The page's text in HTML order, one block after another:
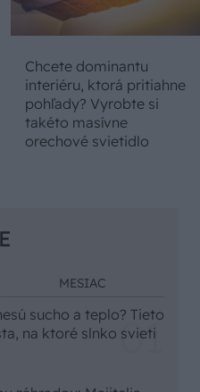
Chcete dominantu
interiéru, ktorá pritiahne
pohľady? Vyrobte si
takéto masívne
orechové svietidlo
MESIAC
sucho a teplo? Tieto
na ktoré slnko svieti